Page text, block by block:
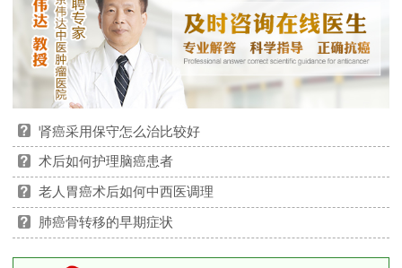
肾癌采用保守怎么治比较好
术后如何护理脑癌患者
老人胃癌术后如何中西医调理
肺癌骨转移的早期症状